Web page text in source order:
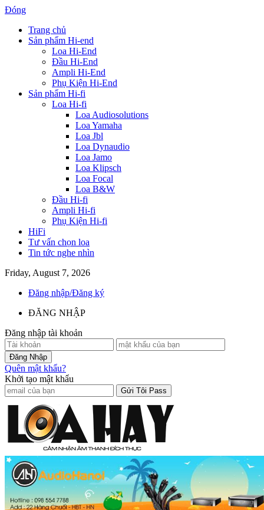
Đóng
Trang chủ
Sản phẩm Hi-end
Loa Hi-End
Đầu Hi-End
Ampli Hi-End
Phụ Kiện Hi-End
Sản phẩm Hi-fi
Loa Hi-fi
Loa Audiosolutions
Loa Yamaha
Loa Jbl
Loa Dynaudio
Loa Jamo
Loa Klipsch
Loa Focal
Loa B&W
Đầu Hi-fi
Ampli Hi-fi
Phụ Kiện Hi-fi
HiFi
Tư vấn chọn loa
Tin tức nghe nhìn
Friday, August 7, 2026
Đăng nhập/Đăng ký
ĐĂNG NHẬP
Đăng nhập tài khoản
Quên mật khẩu?
Khởi tạo mật khẩu